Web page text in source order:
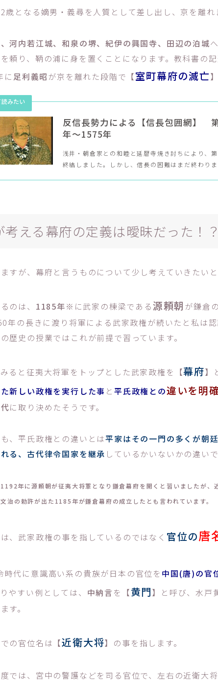
歳となる嫡男・義尋を人質として差し出し、京を離れ
河内若江城、和泉の堺、紀伊の興国寺、田辺の泊城
頼り、鞆の浦に身を置くことになります。教科書の
に 足利義昭が京を離れた段階で【室町幕府の滅亡
反信長勢力による【信長包囲網】
年～1575年
浅井・朝倉家との和睦と延暦寺焼き討ちにより、
終結しました。しかし、信長の困難はまだ終わり
考える幕府の定義は曖昧だった！？
すが、幕府と言うものについて少し考えていきたいと
のは、 1185年※に武家の棟梁である源頼朝 が鎌倉
年の長きに渡り将軍による武家政権が続いたと私は
歴史の授業ではこれが前提で習っています。
ると征夷大将軍をトップとした武家政権を【幕府】
新しい政権を実行した事 と平氏政権との違いを明
に取り決めたそうです。
、平氏政権との違いとは平家はその一門の多くが朝
る、古代律令国家を継承 しているかいないかの違いで
年に源頼朝が征夷大将軍となり鎌倉幕府を開くと習いましたが、
治の勅許が出た1185年が鎌倉幕府の成立したとも言われています。
、武家政権の事を指しているのではなく 官位の唐
時代に意識高い系の貴族が日本の官位を 中国(唐)の官
やすい例としては、 中納言を【黄門】と呼び、水戸
す。
の官位名は【近衛大将】の事を指します。
では、宮中の警護などを司る官位で、左右の近衛大